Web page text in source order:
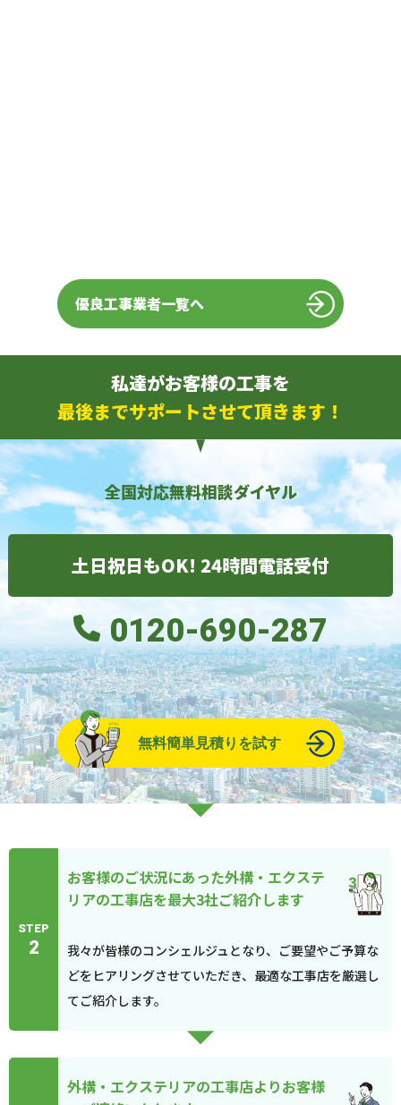
優良工事業者一覧へ
私達がお客様の工事を
最後までサポートさせて頂きます！
全国対応無料相談ダイヤル
土日祝日もOK! 24時間電話受付
0120-690-287
無料簡単見積りを試す
STEP
2
お客様のご状況にあった外構・エクステ
リアの工事店を最大3社ご紹介します
我々が皆様のコンシェルジュとなり、ご要望やご予算な
どをヒアリングさせていただき、最適な工事店を厳選し
てご紹介します。
外構・エクステリアの工事店よりお客様